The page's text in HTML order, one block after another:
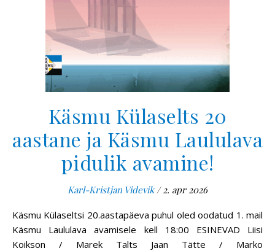
Käsmu Külaselts 20
aastane ja Käsmu Laululava
pidulik avamine!
Karl-Kristjan Videvik / 2. apr 2026
Käsmu Külaseltsi 20.aastapäeva puhul oled oodatud 1. mail
Käsmu Laululava avamisele kell 18:00 ESINEVAD Liisi
Koikson / Marek Talts Jaan Tätte / Marko